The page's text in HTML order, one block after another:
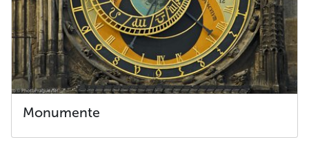
Monumente